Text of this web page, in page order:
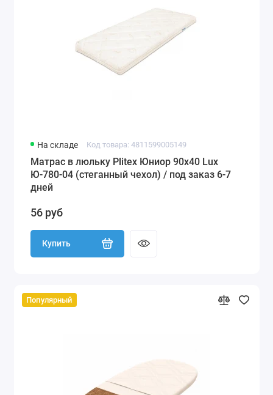
На складе Код товара: 4811599005149
Матрас в люльку Plitex Юниор 90x40 Lux
Ю-780-04 (стеганный чехол) / под заказ 6-7
дней
56 руб
Купить
Популярный